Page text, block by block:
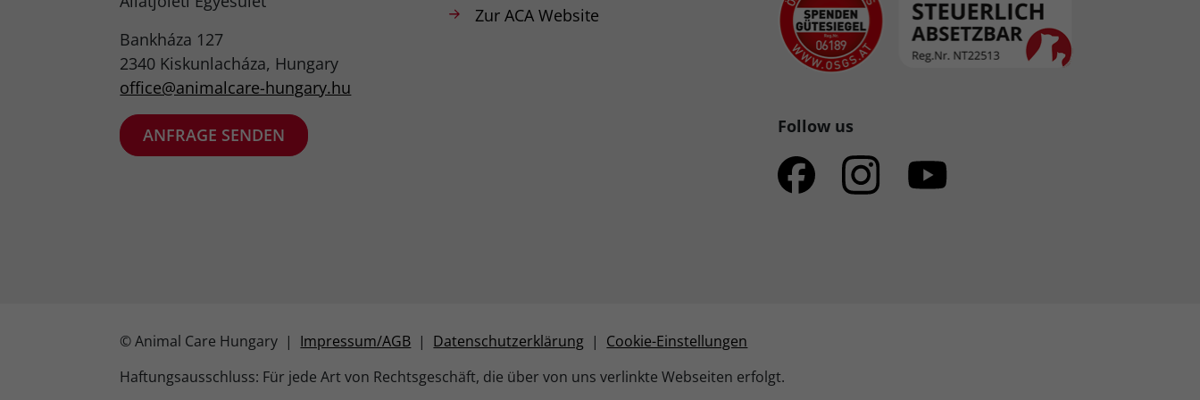
Bankháza 127
2340 Kiskunlacháza, Hungary
office@animalcare-hungary.hu​
ANFRAGE SENDEN
Zur ACA Website
Follow us
© Animal Care Hungary | Impressum/AGB | Datenschutzerklärung | Cookie-Einstellungen
Haftungsausschluss: Für jede Art von Rechtsgeschäft, die über von uns verlinkte Webseiten erfolgt.